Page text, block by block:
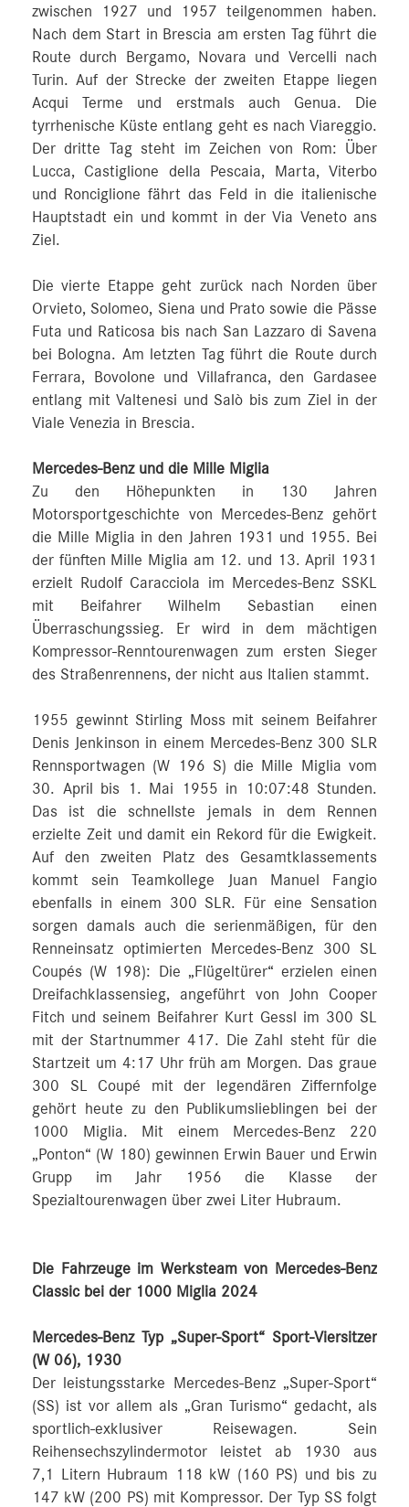
zwischen 1927 und 1957 teilgenommen haben.
Nach dem Start in Brescia am ersten Tag führt die
Route durch Bergamo, Novara und Vercelli nach
Turin. Auf der Strecke der zweiten Etappe liegen
Acqui Terme und erstmals auch Genua. Die
tyrrhenische Küste entlang geht es nach Viareggio.
Der dritte Tag steht im Zeichen von Rom: Über
Lucca, Castiglione della Pescaia, Marta, Viterbo
und Ronciglione fährt das Feld in die italienische
Hauptstadt ein und kommt in der Via Veneto ans
Ziel.
Die vierte Etappe geht zurück nach Norden über
Orvieto, Solomeo, Siena und Prato sowie die Pässe
Futa und Raticosa bis nach San Lazzaro di Savena
bei Bologna. Am letzten Tag führt die Route durch
Ferrara, Bovolone und Villafranca, den Gardasee
entlang mit Valtenesi und Salò bis zum Ziel in der
Viale Venezia in Brescia.
Mercedes-Benz und die Mille Miglia
Zu den Höhepunkten in 130 Jahren
Motorsportgeschichte von Mercedes-Benz gehört
die Mille Miglia in den Jahren 1931 und 1955. Bei
der fünften Mille Miglia am 12. und 13. April 1931
erzielt Rudolf Caracciola im Mercedes-Benz SSKL
mit Beifahrer Wilhelm Sebastian einen
Überraschungssieg. Er wird in dem mächtigen
Kompressor-Renntourenwagen zum ersten Sieger
des Straßenrennens, der nicht aus Italien stammt.
1955 gewinnt Stirling Moss mit seinem Beifahrer
Denis Jenkinson in einem Mercedes-Benz 300 SLR
Rennsportwagen (W 196 S) die Mille Miglia vom
30. April bis 1. Mai 1955 in 10:07:48 Stunden.
Das ist die schnellste jemals in dem Rennen
erzielte Zeit und damit ein Rekord für die Ewigkeit.
Auf den zweiten Platz des Gesamtklassements
kommt sein Teamkollege Juan Manuel Fangio
ebenfalls in einem 300 SLR. Für eine Sensation
sorgen damals auch die serienmäßigen, für den
Renneinsatz optimierten Mercedes-Benz 300 SL
Coupés (W 198): Die „Flügeltürer“ erzielen einen
Dreifachklassensieg, angeführt von John Cooper
Fitch und seinem Beifahrer Kurt Gessl im 300 SL
mit der Startnummer 417. Die Zahl steht für die
Startzeit um 4:17 Uhr früh am Morgen. Das graue
300 SL Coupé mit der legendären Ziffernfolge
gehört heute zu den Publikumslieblingen bei der
1000 Miglia. Mit einem Mercedes-Benz 220
„Ponton“ (W 180) gewinnen Erwin Bauer und Erwin
Grupp im Jahr 1956 die Klasse der
Spezialtourenwagen über zwei Liter Hubraum.
Die Fahrzeuge im Werksteam von Mercedes-Benz
Classic bei der 1000 Miglia 2024
Mercedes-Benz Typ „Super-Sport“ Sport-Viersitzer
(W 06), 1930
Der leistungsstarke Mercedes-Benz „Super-Sport“
(SS) ist vor allem als „Gran Turismo“ gedacht, als
sportlich-exklusiver Reisewagen. Sein
Reihensechszylindermotor leistet ab 1930 aus
7,1 Litern Hubraum 118 kW (160 PS) und bis zu
147 kW (200 PS) mit Kompressor. Der Typ SS folgt